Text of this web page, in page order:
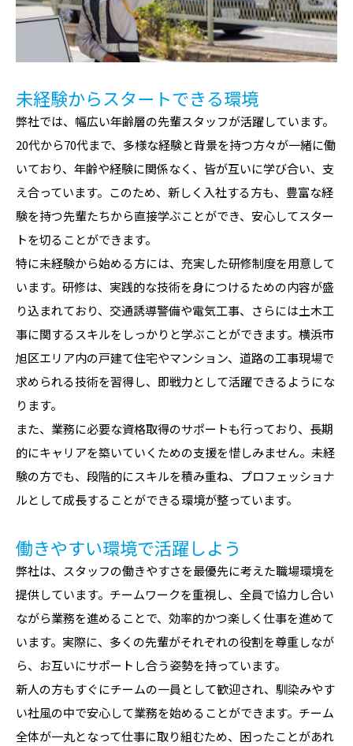
未経験からスタートできる環境
弊社では、幅広い年齢層の先輩スタッフが活躍しています。
20代から70代まで、多様な経験と背景を持つ方々が一緒に働
いており、年齢や経験に関係なく、皆が互いに学び合い、支
え合っています。このため、新しく入社する方も、豊富な経
験を持つ先輩たちから直接学ぶことができ、安心してスター
トを切ることができます。
特に未経験から始める方には、充実した研修制度を用意して
います。研修は、実践的な技術を身につけるための内容が盛
り込まれており、交通誘導警備や電気工事、さらには土木工
事に関するスキルをしっかりと学ぶことができます。横浜市
旭区エリア内の戸建て住宅やマンション、道路の工事現場で
求められる技術を習得し、即戦力として活躍できるようにな
ります。
また、業務に必要な資格取得のサポートも行っており、長期
的にキャリアを築いていくための支援を惜しみません。未経
験の方でも、段階的にスキルを積み重ね、プロフェッショナ
ルとして成長することができる環境が整っています。
働きやすい環境で活躍しよう
弊社は、スタッフの働きやすさを最優先に考えた職場環境を
提供しています。チームワークを重視し、全員で協力し合い
ながら業務を進めることで、効率的かつ楽しく仕事を進めて
います。実際に、多くの先輩がそれぞれの役割を尊重しなが
ら、お互いにサポートし合う姿勢を持っています。
新人の方もすぐにチームの一員として歓迎され、馴染みやす
い社風の中で安心して業務を始めることができます。チーム
全体が一丸となって仕事に取り組むため、困ったことがあれ